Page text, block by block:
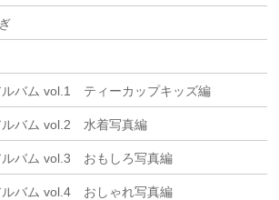
ルバム vol.1 ティーカップキッズ編
ルバム vol.2 水着写真編
ルバム vol.3 おもしろ写真編
ルバム vol.4 おしゃれ写真編